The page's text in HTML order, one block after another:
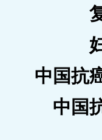
中国抗
中国